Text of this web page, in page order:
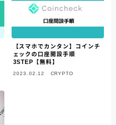
【スマホでカンタン】コインチ
ェックの口座開設手順
3STEP【無料】
2023.02.12 CRYPTO